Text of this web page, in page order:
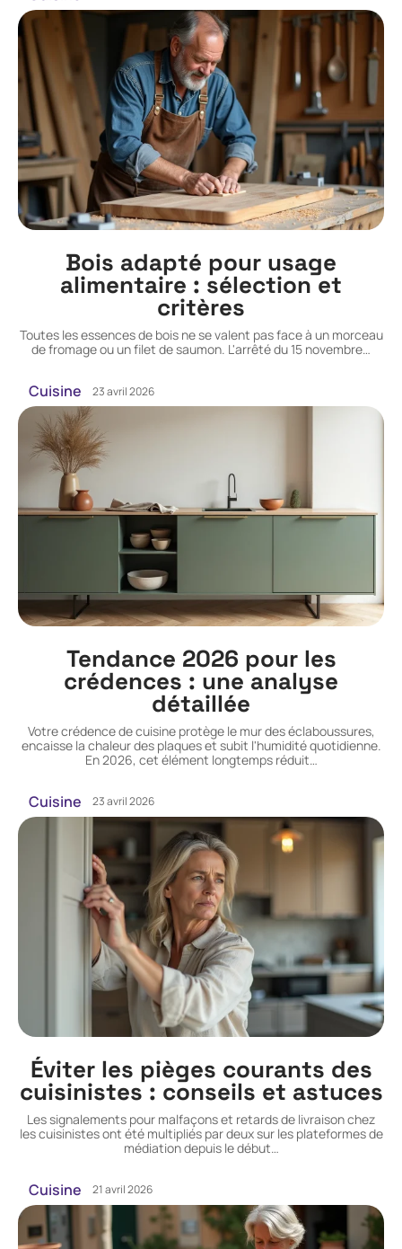
Bois adapté pour usage
alimentaire : sélection et
critères
Toutes les essences de bois ne se valent pas face à un morceau
de fromage ou un filet de saumon. L'arrêté du 15 novembre…
Cuisine 23 avril 2026
Tendance 2026 pour les
crédences : une analyse
détaillée
Votre crédence de cuisine protège le mur des éclaboussures,
encaisse la chaleur des plaques et subit l'humidité quotidienne.
En 2026, cet élément longtemps réduit…
Cuisine 23 avril 2026
Éviter les pièges courants des
cuisinistes : conseils et astuces
Les signalements pour malfaçons et retards de livraison chez
les cuisinistes ont été multipliés par deux sur les plateformes de
médiation depuis le début…
Cuisine 21 avril 2026